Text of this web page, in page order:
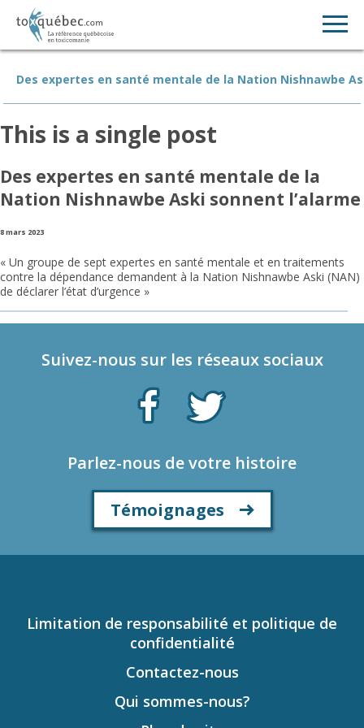
Des expertes en santé mentale de la Nation Nishnawbe
This is a single post
Des expertes en santé mentale de la
Nation Nishnawbe Aski sonnent l’alarme
8 mars 2023
« Un groupe de sept expertes en santé mentale et en traitements
contre la dépendance demandent à la Nation Nishnawbe Aski (NAN)
de déclarer l’état d’urgence »
Suivez-nous sur les réseaux sociaux
Parlez-nous de votre histoire
Témoignages
Limitation de responsabilité et politique de
confidentialité
Contactez-nous
Qui sommes-nous?